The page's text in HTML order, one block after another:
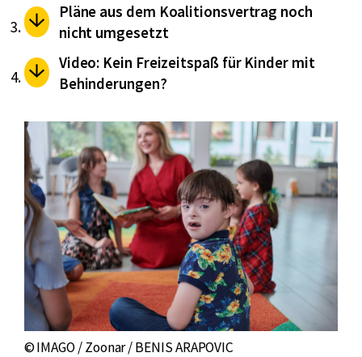
Pläne aus dem Koalitionsvertrag noch
nicht umgesetzt
Video: Kein Freizeitspaß für Kinder mit
Behinderungen?
© IMAGO / Zoonar / BENIS ARAPOVIC